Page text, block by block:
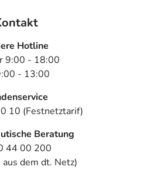
Hotline
9:00 - 18:00
- 13:00
10 (Festnetztarif)
Beratung
44 00 200
dem dt. Netz)